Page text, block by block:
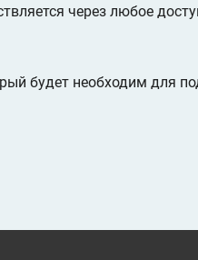
через любое
будет необходим для